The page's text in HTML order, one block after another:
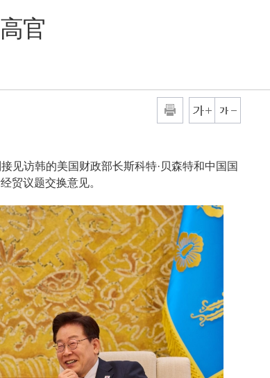
官
见访韩的美国财政部长斯科特·贝森特和中国国
贸议题交换意见。